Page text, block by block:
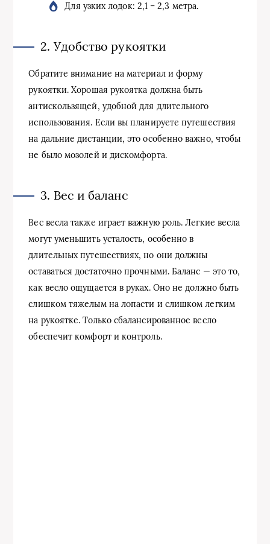
Для узких лодок: 2,1 – 2,3 метра.
2. Удобство рукоятки
Обратите внимание на материал и форму
рукоятки. Хорошая рукоятка должна быть
антискользящей, удобной для длительного
использования. Если вы планируете путешествия
на дальние дистанции, это особенно важно, чтобы
не было мозолей и дискомфорта.
3. Вес и баланс
Вес весла также играет важную роль. Легкие весла
могут уменьшить усталость, особенно в
длительных путешествиях, но они должны
оставаться достаточно прочными. Баланс — это то,
как весло ощущается в руках. Оно не должно быть
слишком тяжелым на лопасти и слишком легким
на рукоятке. Только сбалансированное весло
обеспечит комфорт и контроль.